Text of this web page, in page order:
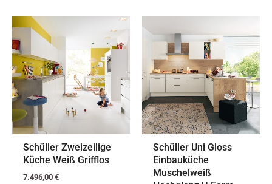
Schüller Zweizeilige
Küche Weiß Grifflos
7.496,00 €
Schüller Uni Gloss
Einbauküche
Muschelweiß